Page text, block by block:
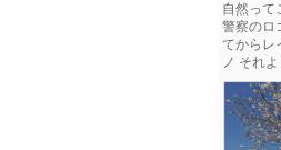
自然って
警察のロ
てからレ
ノ それ